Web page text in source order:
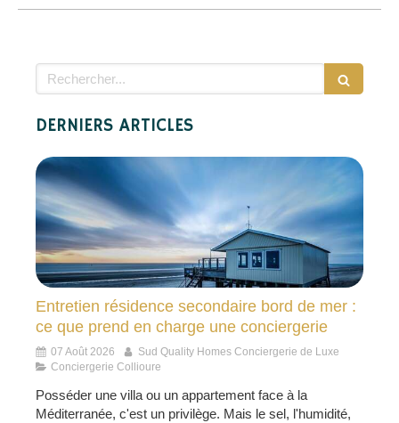
Rechercher
DERNIERS ARTICLES
Entretien résidence secondaire bord de mer :
ce que prend en charge une conciergerie
07 Août 2026
Sud Quality Homes Conciergerie de Luxe
Conciergerie Collioure
Posséder une villa ou un appartement face à la
Méditerranée, c'est un privilège. Mais le sel, l'humidité,